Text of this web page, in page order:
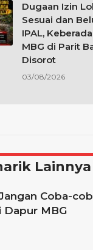
Dugaan Izin
Sesuai dan
IPAL,
MBG di Parit
Disorot
03/08/2026
Lainnya
Coba-
Dapur MBG